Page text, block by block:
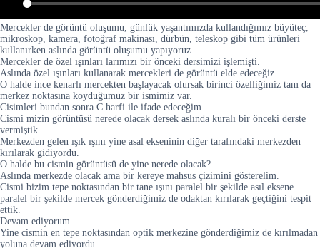
Mercekler de görüntü oluşumu, günlük yaşantımızda kullandığımız büyüteç,
mikroskop, kamera, fotoğraf makinası, dürbün, teleskop gibi tüm ürünleri
kullanırken aslında görüntü oluşumu yapıyoruz.
Mercekler de özel ışınları larımızı bir önceki dersimizi işlemişti.
Aslında özel ışınları kullanarak mercekleri de görüntü elde edeceğiz.
O halde ince kenarlı mercekten başlayacak olursak birinci özelliğimiz tam da
merkez noktasına koyduğumuz bir ismimiz var.
Cisimleri bundan sonra C harfi ile ifade edeceğim.
Cismi mizin görüntüsü nerede olacak dersek aslında kuralı bir önceki derste
vermiştik.
Merkezden gelen ışık ışını yine asal ekseninin diğer tarafındaki merkezden
kırılarak gidiyordu.
O halde bu cismin görüntüsü de yine nerede olacak?
Aslında merkezde olacak ama bir kereye mahsus çizimini gösterelim.
Cismi bizim tepe noktasından bir tane ışını paralel bir şekilde asıl eksene
paralel bir şekilde mercek gönderdiğimiz de odaktan kırılarak geçtiğini tespit
ettik.
Devam ediyorum.
Yine cismin en tepe noktasından optik merkezine gönderdiğimiz de kırılmadan
yoluna devam ediyordu.